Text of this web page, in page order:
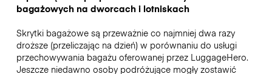
bagażowych na dworcach i lotniskach
Skrytki bagażowe są przeważnie co najmniej dwa razy
droższe (przeliczając na dzień) w porównaniu do usługi
przechowywania bagażu oferowanej przez LuggageHero.
Jeszcze niedawno osoby podróżujące mogły zostawić